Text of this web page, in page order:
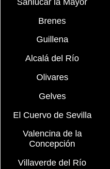
Brenes
Guillena
Alcalá del Río
Olivares
Gelves
El Cuervo de Sevilla
Valencina de la
Concepción
Villaverde del Río